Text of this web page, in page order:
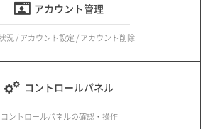
アカウント管理
況 / アカウント設定 / アカウント削除
コントロールパネル
コントロールパネルの確認・操作